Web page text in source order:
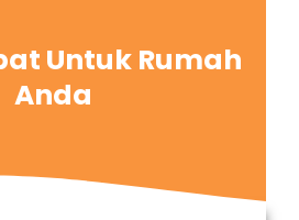
Untuk Rumah
Anda